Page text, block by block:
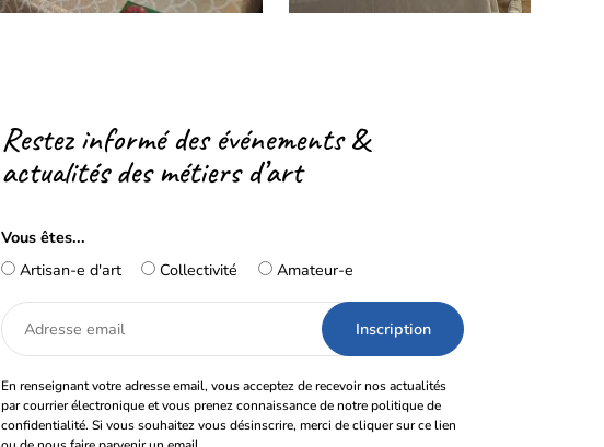
Restez informé des événements &
actualités des métiers d’art
Vous êtes...
Artisan-e d'art
Collectivité Amateur-e
Adresse
email
En renseignant votre adresse email, vous acceptez de recevoir nos actualités
par courrier électronique et vous prenez connaissance de notre politique de
confidentialité. Si vous souhaitez vous désinscrire, merci de cliquer sur ce lien